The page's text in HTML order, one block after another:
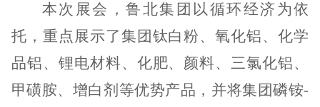
本次展会，鲁北集团 以循环经济为依
托，重点展示了集团钛白粉、氧化铝、化学
品铝、锂电材料、化肥、颜料、三氯化铝、
甲磺胺、增白剂等优势产品，并将集团磷铵-